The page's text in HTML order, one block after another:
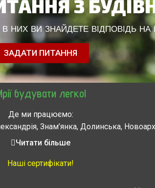
З
НИХ ВИ ЗНАЙДЕТЕ ВІДПОВІДЬ НА
ЗАДАТИ ПИТАННЯ
будувати легко!
Де ми працюємо:
Знам’янка, Долинська,
Звенигородка, Золотоноша, Каменка,
Читати більше
Наші сертифікати!